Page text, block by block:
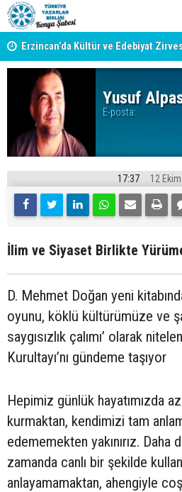
Erzincan’da Kültür ve Edebiyat
Sokağı Açılışı
Yusuf
E-posta:
17:37 12
İlim ve Siyaset Birlikte
D. Mehmet Doğan yeni
oyunu, köklü kültürümüze ve
saygısızlık çalımı’ olarak
Kurultayı’nı gündeme taşıyor
Hepimiz günlük hayatımızda
kurmaktan, kendimizi tam
edememekten yakınırız. Daha
zamanda canlı bir şekilde
anlayamamaktan, ahengiyle